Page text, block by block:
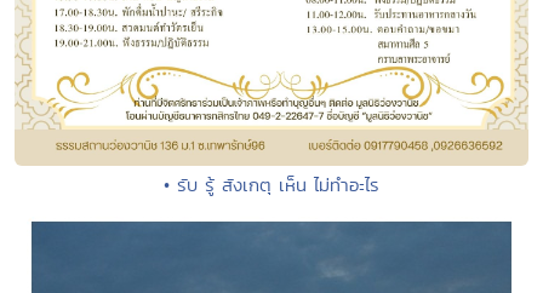
• รับ รู้ สังเกตุ เห็น ไม่ทำอะไร